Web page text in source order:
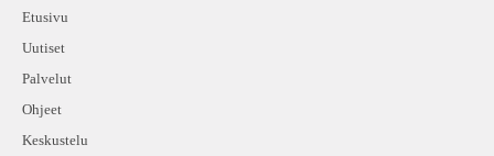
Etusivu
Uutiset
Palvelut
Ohjeet
Keskustelu